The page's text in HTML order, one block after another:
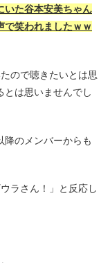
いた谷本安美ちゃん
で笑われましたｗｗ
ので聴きたいとは思
とは思いませんでし
降のメンバーからも
ラさん！」と反応し